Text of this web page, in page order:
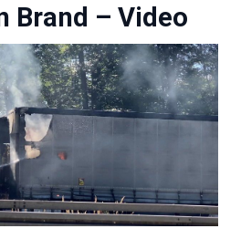
Brand – Video